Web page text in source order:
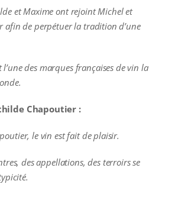
et Maxime ont rejoint Michel et
afin de perpétuer la tradition d’une
l’une des marques françaises de vin la
Chapoutier :
le vin est fait de plaisir.
des appellations, des terroirs se